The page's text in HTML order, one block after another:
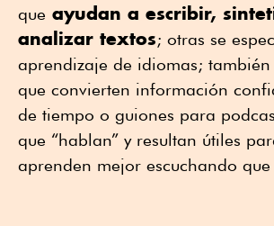
que ayudan a escribir,
analizar textos; otras se
aprendizaje de idiomas; también
que convierten información
de tiempo o guiones para
que “hablan” y resultan útiles
aprenden mejor escuchando que